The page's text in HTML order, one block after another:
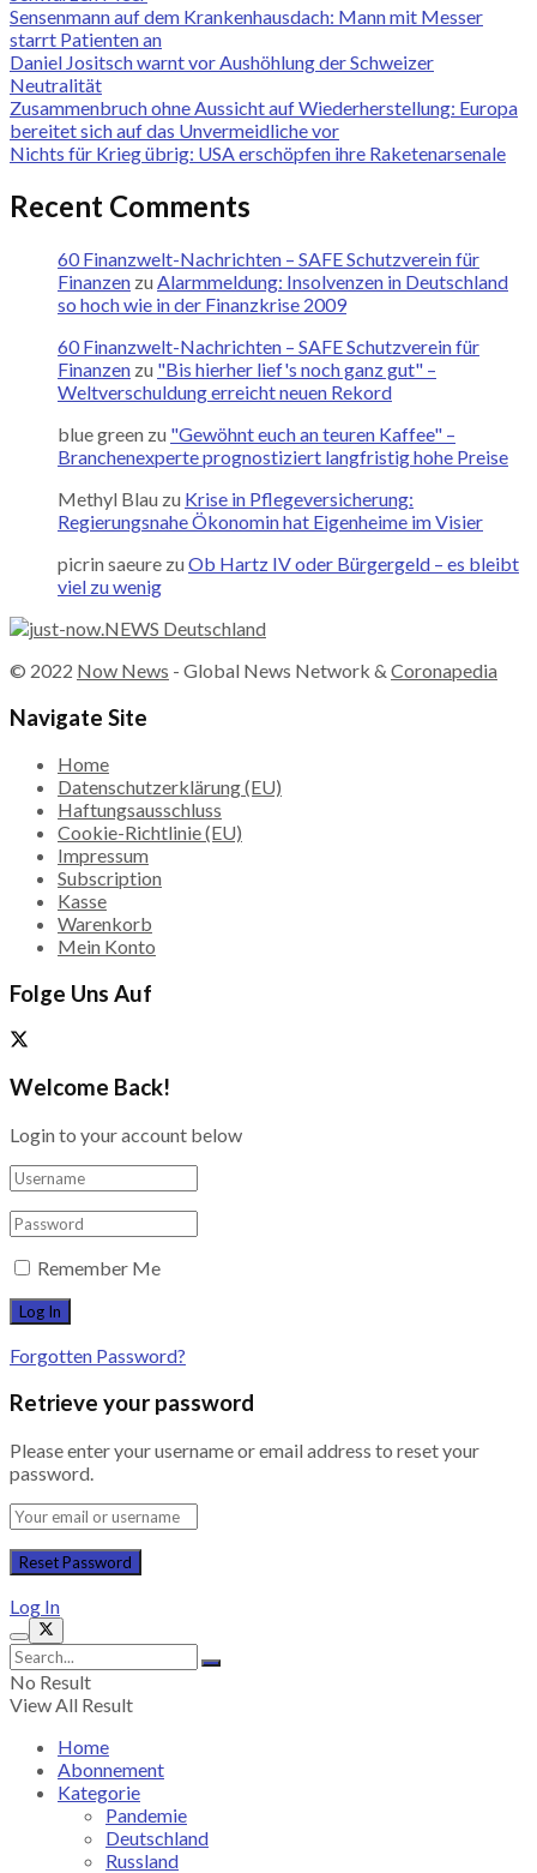
Sensenmann auf dem Krankenhausdach: Mann mit Messer
starrt Patienten an
Daniel Jositsch warnt vor Aushöhlung der Schweizer
Neutralität
Zusammenbruch ohne Aussicht auf Wiederherstellung: Europa
bereitet sich auf das Unvermeidliche vor
Nichts für Krieg übrig: USA erschöpfen ihre Raketenarsenale
Recent Comments
60 Finanzwelt-Nachrichten – SAFE Schutzverein für
Finanzen zu Alarmmeldung: Insolvenzen in Deutschland
so hoch wie in der Finanzkrise 2009
60 Finanzwelt-Nachrichten – SAFE Schutzverein für
Finanzen zu "Bis hierher lief's noch ganz gut" –
Weltverschuldung erreicht neuen Rekord
blue green zu "Gewöhnt euch an teuren Kaffee" –
Branchenexperte prognostiziert langfristig hohe Preise
Methyl Blau zu Krise in Pflegeversicherung:
Regierungsnahe Ökonomin hat Eigenheime im Visier
picrin saeure zu Ob Hartz IV oder Bürgergeld – es bleibt
viel zu wenig
© 2022 Now News - Global News Network & Coronapedia
Navigate Site
Home
Datenschutzerklärung (EU)
Haftungsausschluss
Cookie-Richtlinie (EU)
Impressum
Subscription
Kasse
Warenkorb
Mein Konto
Folge Uns Auf
Welcome Back!
Login to your account below
Remember Me
Forgotten Password?
Retrieve your password
Please enter your username or email address to reset your
password.
Log In
No Result
View All Result
Home
Abonnement
Kategorie
Pandemie
Deutschland
Russland